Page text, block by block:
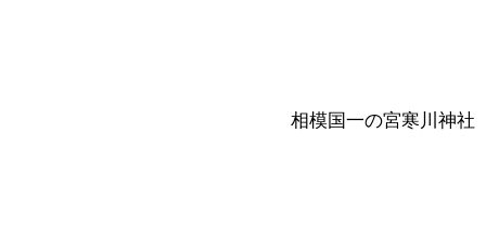
相模国一の宮寒川神社